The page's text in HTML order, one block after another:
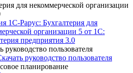
для некоммерческой организации
1С-Рарус: Бухгалтерия для
организации 5 от 1С:
предприятия 3.0
руководство пользователя
руководство пользователя
планирование